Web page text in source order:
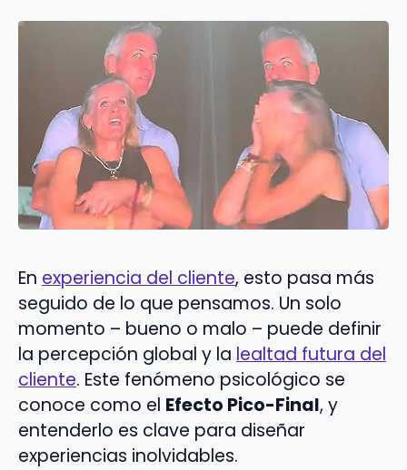
En experiencia del cliente, esto pasa más
seguido de lo que pensamos. Un solo
momento – bueno o malo – puede definir
la percepción global y la lealtad futura del
cliente. Este fenómeno psicológico se
conoce como el Efecto Pico-Final, y
entenderlo es clave para diseñar
experiencias inolvidables.